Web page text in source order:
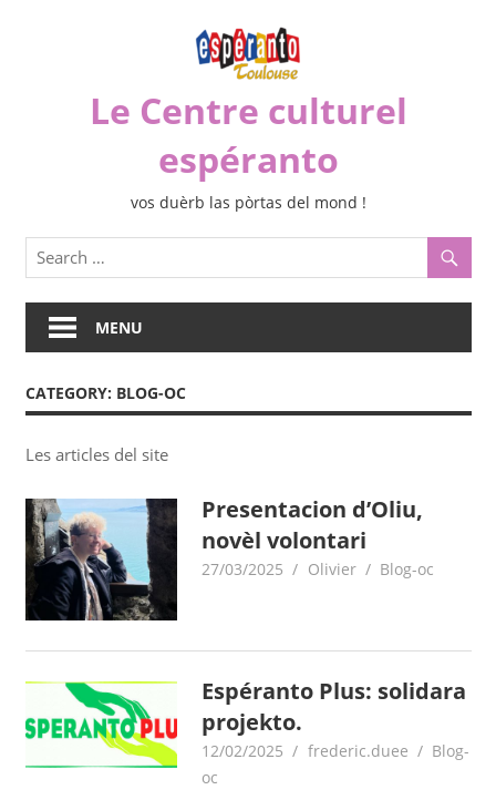
Le Centre culturel
espéranto
vos duèrb las pòrtas del mond !
MENU
CATEGORY: BLOG-OC
Les articles del site
Presentacion d’Oliu,
novèl volontari
27/03/2025 Olivier Blog-oc
Espéranto Plus: solidara
projekto.
12/02/2025 frederic.duee
Blog-
oc